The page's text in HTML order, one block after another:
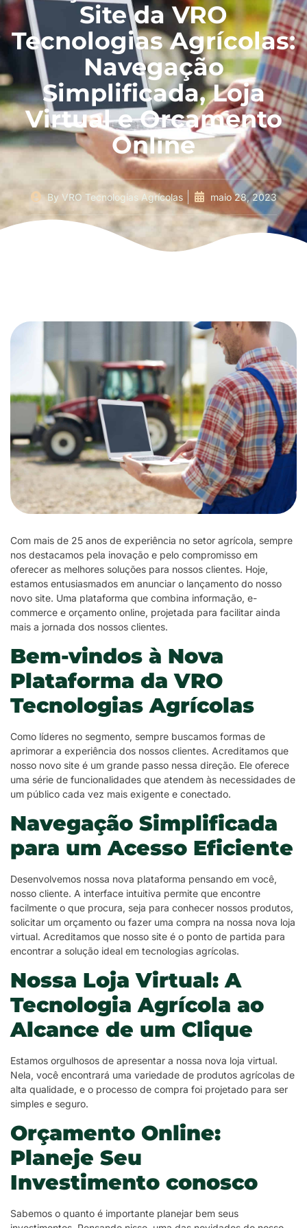
Site da VRO
Tecnologias Agrícolas:
Navegação
Simplificada, Loja
Virtual e Orçamento
Online
By VRO Tecnologias Agrícolas maio 28, 2023
Com mais de 25 anos de experiência no setor agrícola, sempre
nos destacamos pela inovação e pelo compromisso em
oferecer as melhores soluções para nossos clientes. Hoje,
estamos entusiasmados em anunciar o lançamento do nosso
novo site. Uma plataforma que combina informação, e-
commerce e orçamento online, projetada para facilitar ainda
mais a jornada dos nossos clientes.
Bem-vindos à Nova
Plataforma da VRO
Tecnologias Agrícolas
Como líderes no segmento, sempre buscamos formas de
aprimorar a experiência dos nossos clientes. Acreditamos que
nosso novo site é um grande passo nessa direção. Ele oferece
uma série de funcionalidades que atendem às necessidades de
um público cada vez mais exigente e conectado.
Navegação Simplificada
para um Acesso Eficiente
Desenvolvemos nossa nova plataforma pensando em você,
nosso cliente. A interface intuitiva permite que encontre
facilmente o que procura, seja para conhecer nossos produtos,
solicitar um orçamento ou fazer uma compra na nossa nova loja
virtual. Acreditamos que nosso site é o ponto de partida para
encontrar a solução ideal em tecnologias agrícolas.
Nossa Loja Virtual: A
Tecnologia Agrícola ao
Alcance de um Clique
Estamos orgulhosos de apresentar a nossa nova loja virtual.
Nela, você encontrará uma variedade de produtos agrícolas de
alta qualidade, e o processo de compra foi projetado para ser
simples e seguro.
Orçamento Online:
Planeje Seu
Investimento conosco
Sabemos o quanto é importante planejar bem seus